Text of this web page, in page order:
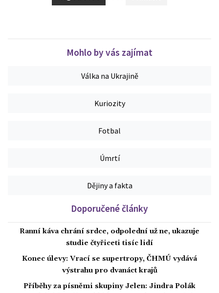
Mohlo by vás zajímat
Válka na Ukrajině
Kuriozity
Fotbal
Úmrtí
Dějiny a fakta
Doporučené články
Ranní káva chrání srdce, odpolední už ne, ukazuje
studie čtyřiceti tisíc lidí
Konec úlevy: Vrací se supertropy, ČHMÚ vydává
výstrahu pro dvanáct krajů
Příběhy za písněmi skupiny Jelen: Jindra Polák